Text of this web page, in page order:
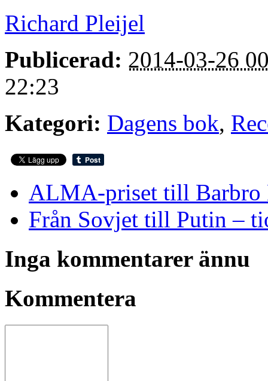
Richard Pleijel
Publicerad: 2014-03-26
22:23
Kategori: Dagens bok,
ALMA-priset till Barbro
Från Sovjet till Putin –
Inga kommentarer ännu
Kommentera